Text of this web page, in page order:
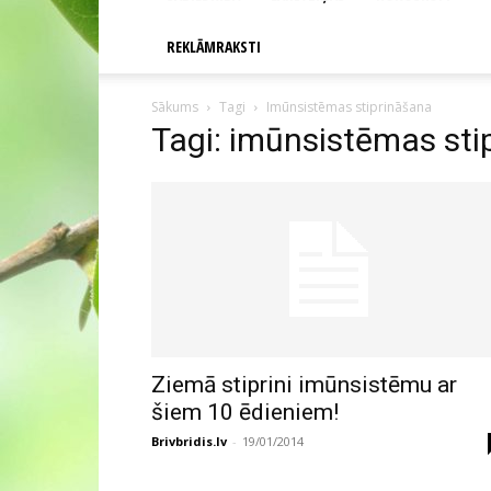
REKLĀMRAKSTI
Sākums Tagi Imūnsistēmas stiprināšana
Tagi: imūnsistēmas
Ziemā stiprini imūnsistēmu ar
šiem 10 ēdieniem!
Brivbridis.lv - 19/01/2014